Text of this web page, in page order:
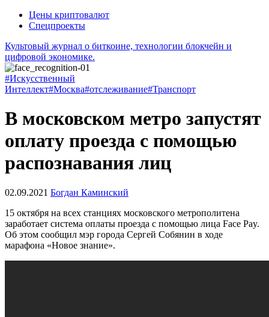
Цены криптовалют
Спецпроекты
Культовый журнал о биткоине, технологии блокчейн и
цифровой экономике.
#Искусственный
Интеллект#Москва#отслеживание#Транспорт
В московском метро запустят
оплату проезда с помощью
распознавания лиц
02.09.2021 Богдан Каминский
15 октября на всех станциях московского метрополитена
заработает система оплаты проезда с помощью лица Face Pay.
Об этом сообщил мэр города Сергей Собянин в ходе
марафона «Новое знание».